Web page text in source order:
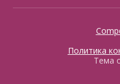
Политика
Тема